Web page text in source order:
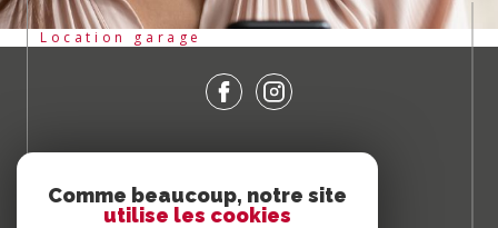
Location garage
Comme beaucoup, notre site
utilise les cookies